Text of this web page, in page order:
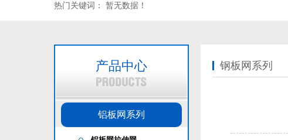
热门关键词： 暂无数据！
产品中心
铝板网系列
钢板网系列